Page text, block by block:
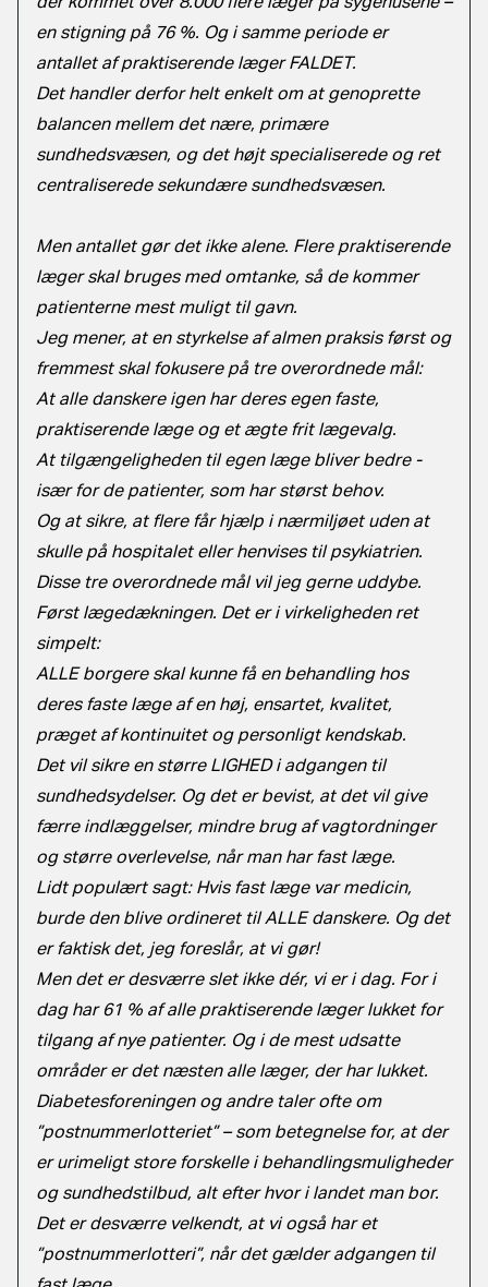
en stigning på 76 %. Og i samme periode er
antallet af praktiserende læger FALDET.
Det handler derfor helt enkelt om at genoprette
balancen mellem det nære, primære
sundhedsvæsen, og det højt specialiserede og ret
centraliserede sekundære sundhedsvæsen.
Men antallet gør det ikke alene. Flere praktiserende
læger skal bruges med omtanke, så de kommer
patienterne mest muligt til gavn.
Jeg mener, at en styrkelse af almen praksis først og
fremmest skal fokusere på tre overordnede mål:
At alle danskere igen har deres egen faste,
praktiserende læge og et ægte frit lægevalg.
At tilgængeligheden til egen læge bliver bedre -
især for de patienter, som har størst behov.
Og at sikre, at flere får hjælp i nærmiljøet uden at
skulle på hospitalet eller henvises til psykiatrien.
Disse tre overordnede mål vil jeg gerne uddybe.
Først lægedækningen. Det er i virkeligheden ret
simpelt:
ALLE borgere skal kunne få en behandling hos
deres faste læge af en høj, ensartet, kvalitet,
præget af kontinuitet og personligt kendskab.
Det vil sikre en større LIGHED i adgangen til
sundhedsydelser. Og det er bevist, at det vil give
færre indlæggelser, mindre brug af vagtordninger
og større overlevelse, når man har fast læge.
Lidt populært sagt: Hvis fast læge var medicin,
burde den blive ordineret til ALLE danskere. Og det
er faktisk det, jeg foreslår, at vi gør!
Men det er desværre slet ikke dér, vi er i dag. For i
dag har 61 % af alle praktiserende læger lukket for
tilgang af nye patienter. Og i de mest udsatte
områder er det næsten alle læger, der har lukket.
Diabetesforeningen og andre taler ofte om
”postnummerlotteriet” – som betegnelse for, at der
er urimeligt store forskelle i behandlingsmuligheder
og sundhedstilbud, alt efter hvor i landet man bor.
Det er desværre velkendt, at vi også har et
”postnummerlotteri”, når det gælder adgangen til